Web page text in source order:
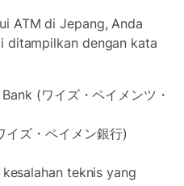
ATM di Jepang, Anda
ditampilkan dengan kata
(ワイズ・ペイメンツ・
ズ・ペイメン銀行)
teknis yang